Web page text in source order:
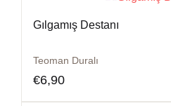
Gılgamış Destanı
Teoman Duralı
€6,90